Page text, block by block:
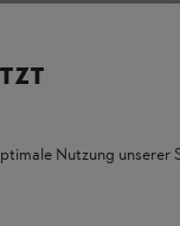
Nutzung unserer